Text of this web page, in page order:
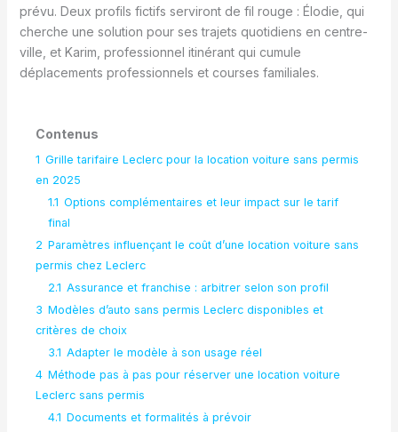
prévu. Deux profils fictifs serviront de fil rouge : Élodie, qui
cherche une solution pour ses trajets quotidiens en centre-
ville, et Karim, professionnel itinérant qui cumule
déplacements professionnels et courses familiales.
Contenus
1 Grille tarifaire Leclerc pour la location voiture sans permis
en 2025
1.1 Options complémentaires et leur impact sur le tarif
final
2 Paramètres influençant le coût d’une location voiture sans
permis chez Leclerc
2.1 Assurance et franchise : arbitrer selon son profil
3 Modèles d’auto sans permis Leclerc disponibles et
critères de choix
3.1 Adapter le modèle à son usage réel
4 Méthode pas à pas pour réserver une location voiture
Leclerc sans permis
4.1 Documents et formalités à prévoir